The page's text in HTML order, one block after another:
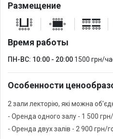
Размещение
Время работы
ПН-ВС: 10:00 - 20:00 1500 грн/
Особенности
2 зали лекторію, які можна
- Оренда одного залу - 1 500
- Оренда двух залів - 2 900 грн/